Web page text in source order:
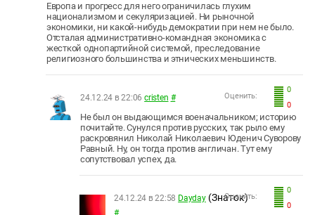
Европа и прогресс для него ограничилась глухим
национализмом и секуляризацией. Ни рыночной
экономики, ни какой-нибудь демократии при нем не было.
Отсталая административно-командная экономика с
жесткой однопартийной системой, преследование
религиозного большинства и этнических меньшинств.
0
0
Оценить:
24.12.24 в 22:06 cristen #
Не был он выдающимся военачальником; историю
почитайте. Сунулся против русских, так рыло ему
раскровянил Николай Николаевич Юденич Суворову
Равный. Ну, он тогда против англичан. Тут ему
сопутствовал успех, да.
0
0
Оценить:
24.12.24 в 22:58 Dayday (Знаток)